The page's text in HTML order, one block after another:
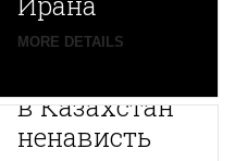
MORE DETAILS
Путин
в Казахстан
ненависть
Центральной
Азии